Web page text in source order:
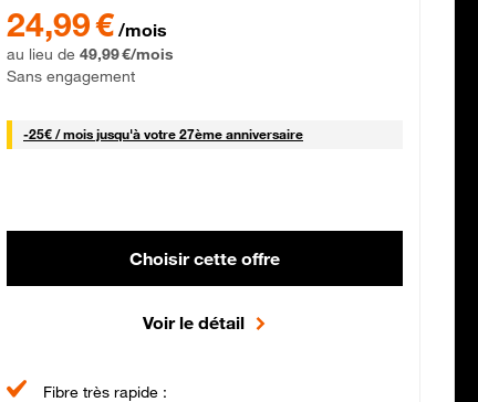
24,99 € /mois
au lieu de 49,99 €/mois
Sans engagement
-25€ / mois25 € par mois
jusqu'à votre 27ème anniversaire
Choisir cette offre
Voir le détail
Fibre très rapide :